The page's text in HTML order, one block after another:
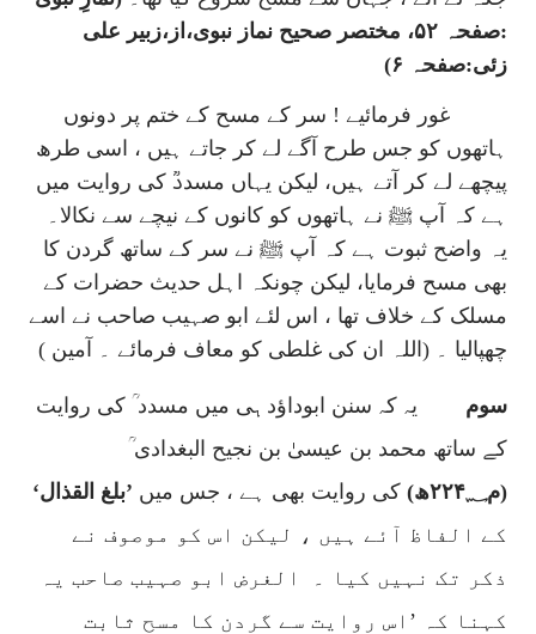
:صفحہ ۵۲، مختصر صحیح نماز نبوی،از،زبیر علی
زئی:صفحہ ۶)
غور فرمائیے ! سر کے مسح کے ختم پر دونوں
ہاتھوں کو جس طرح آگے لے کر جاتے ہیں ، اسی طرھ
پیچھے لے کر آتے ہیں، لیکن یہاں مسددؒ کی روایت میں
ہے کہ آپ ﷺ نے ہاتھوں کو کانوں کے نیچے سے نکالا۔
یہ واضح ثبوت ہے کہ آپ ﷺ نے سر کے ساتھ گردن کا
بھی مسح فرمایا، لیکن چونکہ اہل حدیث حضرات کے
مسلک کے خلاف تھا ، اس لئے ابو صہیب صاحب نے اسے
چھپالیا ۔ (اللہ ان کی غلطی کو معاف فرمائے ۔ آمین )
سوم
یہ کہ سنن ابوداؤد ہی میں مسدد ؒ کی روایت
کے ساتھ محمد بن عیسیٰ بن نجیح البغدادی ؒ
(م۲۲۴؁ھ)
کی روایت بھی ہے ، جس میں ’بلغ القذال‘
کے الفاظ آئے ہیں ، لیکن اس کو موصوف نے
ذکر تک نہیں کیا ۔
الغرض ابو صہیب صاحب یہ
کہنا کہ ’اس روایت سے گردن کا مسح ثابت